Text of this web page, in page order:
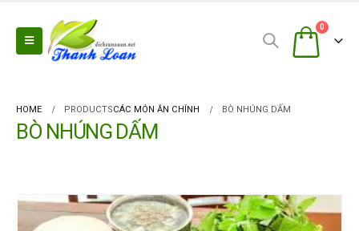
0
HOME PRODUCTSCÁC MÓN ĂN CHÍNH BÒ NHÚNG DẤM
BÒ NHÚNG DẤM